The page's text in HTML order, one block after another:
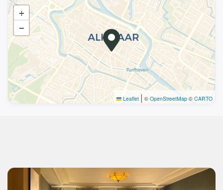
+
−
Leaflet | © OpenStreetMap © CARTO